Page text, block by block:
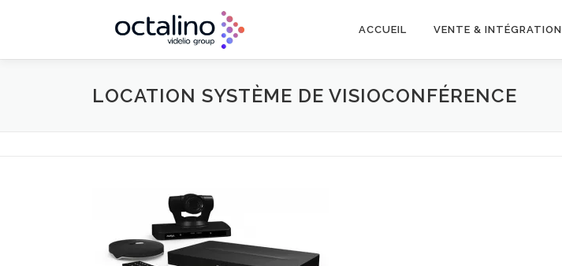
ACCUEIL VENTE & INTÉGRATION
LOCATION SYSTÈME DE VISIOCONFÉRENCE